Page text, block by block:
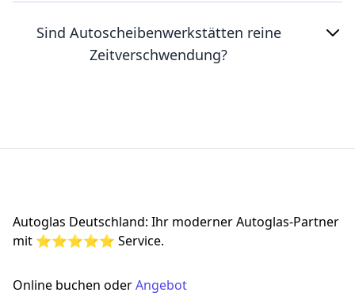
Sind Autoscheibenwerkstätten reine
Zeitverschwendung?
Autoglas Deutschland: Ihr moderner Autoglas-Partner
mit ⭐⭐⭐⭐⭐ Service.
Online buchen oderAngebot